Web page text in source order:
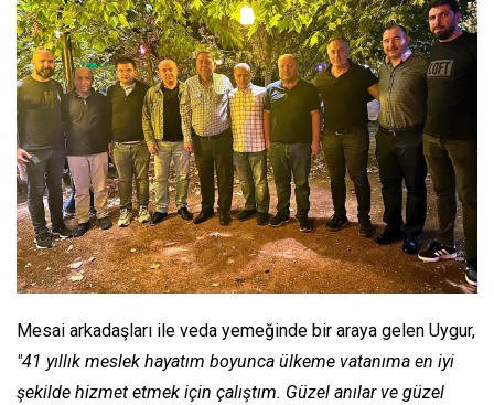
Mesai arkadaşları ile veda yemeğinde bir araya gelen Uygur,
"41 yıllık meslek hayatım boyunca ülkeme vatanıma en iyi
şekilde hizmet etmek için çalıştım. Güzel anılar ve güzel